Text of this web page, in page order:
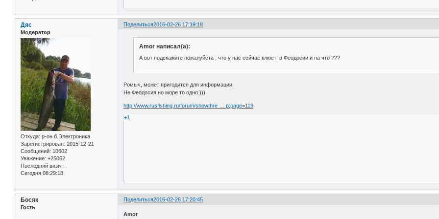
Поделиться2016-02-26 17:19:18
Дяс
Модератор
Откуда: р-он б.Электроника
Зарегистрирован: 2015-12-21
Сообщений: 10602
Уважение: +25062
Последний визит:
Сегодня 08:29:18
Amor написал(а):
А вот подскажите пожалуйста , что у нас сейчас клюёт в Феодосии и на что ???
Ромыч, может пригодится для информации.
Не Феодосия,но море то одно.)))
http://www.rusfishing.ru/forum/showthre … p;page=119
+1
Поделиться2016-02-26 17:20:45
Босяк
Гость
Amor